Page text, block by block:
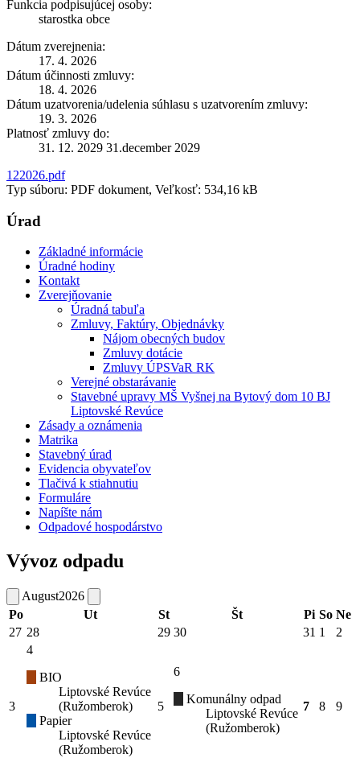
Funkcia podpisujúcej osoby:
starostka obce
Dátum zverejnenia:
17. 4. 2026
Dátum účinnosti zmluvy:
18. 4. 2026
Dátum uzatvorenia/udelenia súhlasu s uzatvorením zmluvy:
19. 3. 2026
Platnosť zmluvy do:
31. 12. 2029 31.december 2029
122026.pdf
Typ súboru: PDF dokument, Veľkosť: 534,16 kB
Úrad
Základné informácie
Úradné hodiny
Kontakt
Zverejňovanie
Úradná tabuľa
Zmluvy, Faktúry, Objednávky
Nájom obecných budov
Zmluvy dotácie
Zmluvy ÚPSVaR RK
Verejné obstarávanie
Stavebné upravy MŠ Vyšnej na Bytový dom 10 BJ
Liptovské Revúce
Zásady a oznámenia
Matrika
Stavebný úrad
Evidencia obyvateľov
Tlačivá k stiahnutiu
Formuláre
Napíšte nám
Odpadové hospodárstvo
Vývoz odpadu
August2026
Po
Ut St Št Pi So Ne
27 28 29 30 31 1 2
3
4
BIO
Liptovské Revúce
(Ružomberok)
Papier
Liptovské Revúce
(Ružomberok)
5
6
Komunálny odpad
Liptovské Revúce
(Ružomberok)
7 8 9